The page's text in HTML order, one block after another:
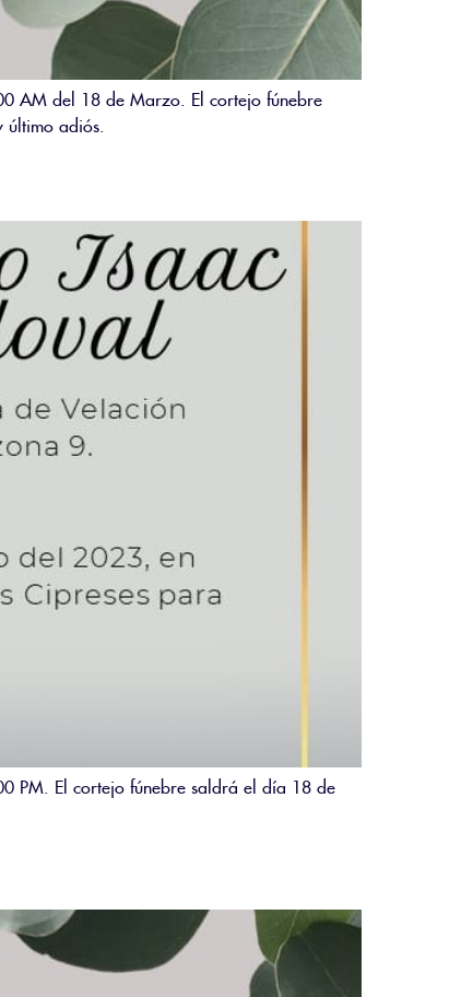
AM del 18 de Marzo. El cortejo fúnebre
adiós.
PM. El cortejo fúnebre saldrá el día 18 de